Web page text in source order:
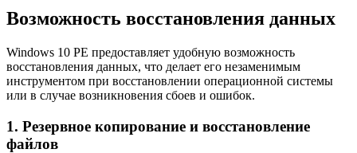
Возможность восстановления данных
Windows 10 PE предоставляет удобную возможность
восстановления данных, что делает его незаменимым
инструментом при восстановлении операционной системы
или в случае возникновения сбоев и ошибок.
1. Резервное копирование и восстановление
файлов